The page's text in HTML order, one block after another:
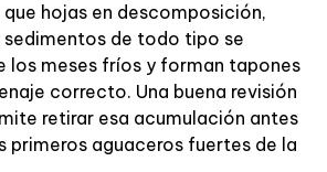
que hojas en descomposición,
sedimentos de todo tipo se
los meses fríos y forman tapones
correcto. Una buena revisión
retirar esa acumulación antes
primeros aguaceros fuertes de la